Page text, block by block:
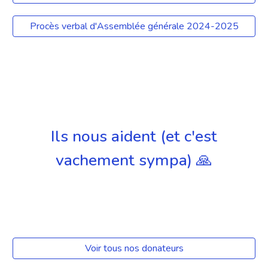
Procès verbal d'Assemblée générale 2024-2025
Ils nous aident (et c'est
vachement sympa) 🙏
Voir tous nos donateurs